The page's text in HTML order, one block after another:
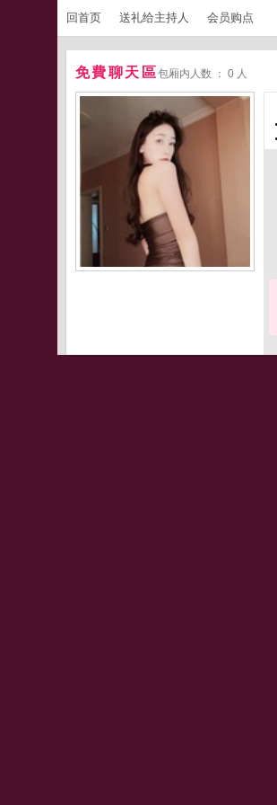
回首页 送礼给主持人 会员购点
免費聊天區包厢内人数 ： 0 人